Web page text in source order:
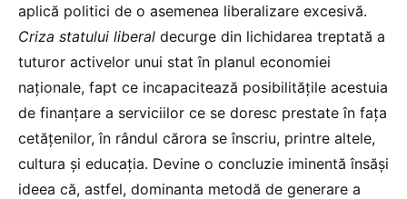
aplică politici de o asemenea liberalizare excesivă.
Criza statului liberal decurge din lichidarea treptată a
tuturor activelor unui stat în planul economiei
naționale, fapt ce incapacitează posibilitățile acestuia
de finanțare a serviciilor ce se doresc prestate în fața
cetățenilor, în rândul cărora se înscriu, printre altele,
cultura și educația. Devine o concluzie iminentă însăși
ideea că, astfel, dominanta metodă de generare a